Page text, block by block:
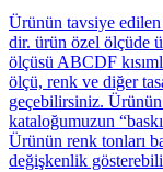
Ürünün tavsiye
dir. ürün özel ölçüde
ölçüsü ABCDF
ölçü, renk ve diğer
geçebilirsiniz. Ürünün
kataloğumuzun
Ürünün renk tonları
değişkenlik